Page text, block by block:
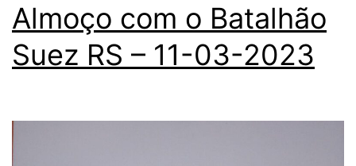
Almoço com o Batalhão
Suez RS – 11-03-2023